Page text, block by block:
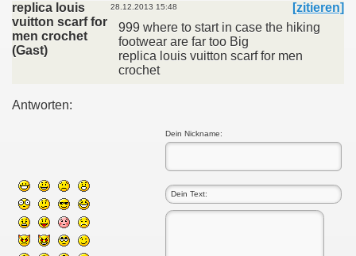
replica louis
vuitton scarf for
men crochet
(Gast)
28.12.2013 15:48
[zitieren]
999 where to start in case the hiking
footwear are far too Big
replica louis vuitton scarf for men
crochet
Antworten:
Dein Nickname: